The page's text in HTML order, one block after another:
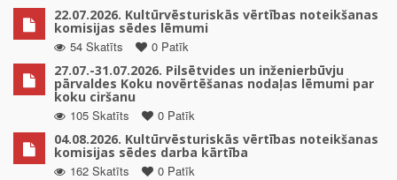
22.07.2026. Kultūrvēsturiskās vērtības noteikšanas
komisijas sēdes lēmumi
54 Skatīts
0 Patīk
27.07.-31.07.2026. Pilsētvides un inženierbūvju
pārvaldes Koku novērtēšanas nodaļas lēmumi par
koku ciršanu
105 Skatīts
0 Patīk
04.08.2026. Kultūrvēsturiskās vērtības noteikšanas
komisijas sēdes darba kārtība
162 Skatīts
0 Patīk